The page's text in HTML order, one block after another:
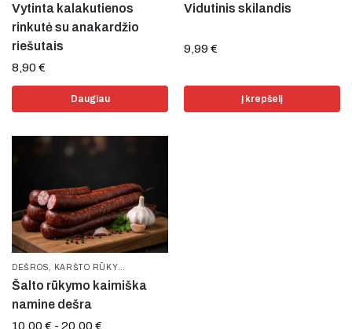
Vytinta kalakutienos
rinkutė su anakardžio
riešutais
8,90 €
Daugiau
Vidutinis skilandis
9,99 €
Į krepšelį
DEŠROS KARŠTO RŪKYMO
Šalto rūkymo kaimiška
namine dešra
10,00 € - 20,00 €